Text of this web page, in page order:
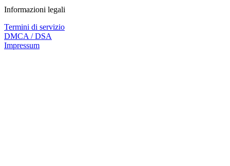
Informazioni legali
Termini di servizio
DMCA / DSA
Impressum